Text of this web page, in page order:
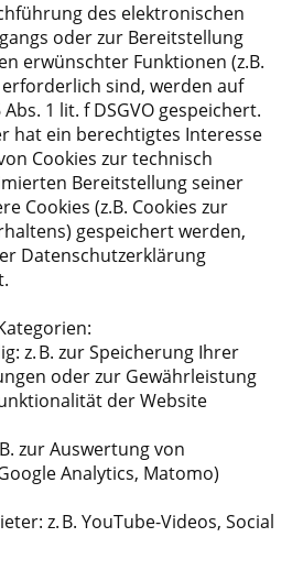
des elektronischen
oder zur Bereitstellung
erwünschter Funktionen (z.B.
sind, werden auf
1 lit. f DSGVO gespeichert.
hat ein berechtigtes Interesse
Cookies zur technisch
Bereitstellung seiner
Cookies (z.B. Cookies zur
gespeichert werden,
Datenschutzerklärung
z. B. zur Speicherung Ihrer
oder zur Gewährleistung
der Website
zur Auswertung von
Analytics, Matomo)
z. B. YouTube-Videos, Social